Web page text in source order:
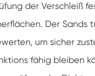
der Verschleiß
Der Sands
um sicher
fähig bleiben